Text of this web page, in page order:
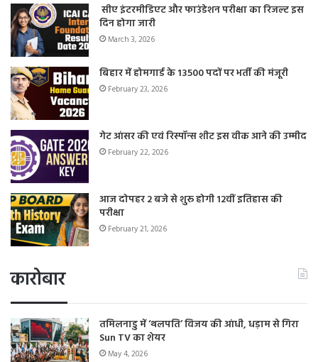
सीए इंटरमीडिएट और फाउंडेशन परीक्षा का रिजल्ट इस
दिन होगा जारी
March 3, 2026
बिहार में होमगार्ड के 13500 पदों पर भर्ती की मंजूरी
February 23, 2026
गेट आंसर की एवं रिस्पॉन्स शीट इस वीक आने की उम्मीद
February 22, 2026
आज दोपहर 2 बजे से शुरू होगी 12वीं इतिहास की
परीक्षा
February 21, 2026
कारोबार
तमिलनाडु में ‘थलपति’ विजय की आंधी, धड़ाम से गिरा
Sun TV का शेयर
May 4, 2026